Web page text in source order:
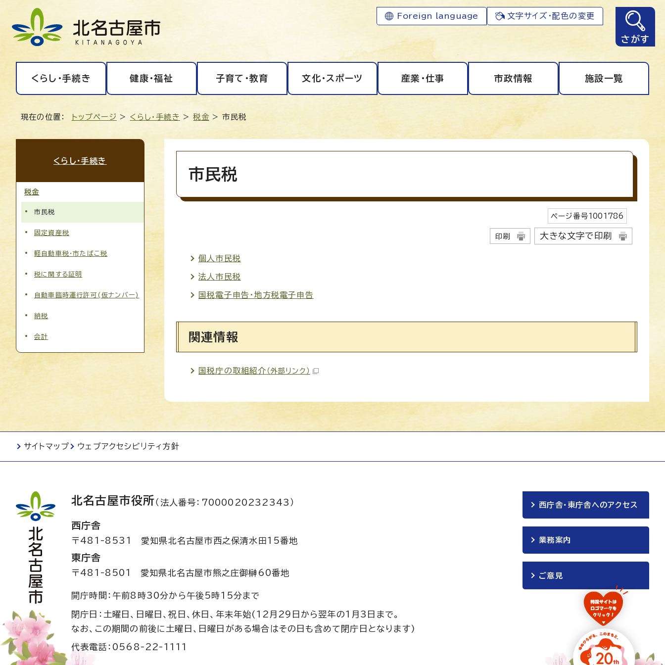
Foreign language 文字サイズ・配色の変更
さがす
くらし・手続き 健康・福祉 子育て・教育 文化・スポーツ 産業・仕事 市政情報 施設一覧
現在の位置： トップページ > くらし・手続き >税金 > 市民税
市民税
ページ番号1001786
印刷 大きな文字で印刷
個人市民税
法人市民税
国税電子申告・地方税電子申告
関連情報
国税庁の取組紹介 （外部リンク）
くらし・手続き
税金
市民税
固定資産税
軽自動車税・市たばこ税
税に関する証明
自動車臨時運行許可(仮ナンバー)
納税
会計
サイトマップ ウェブアクセシビリティ方針
北名古屋市役所（法人番号：7000020232343）
西庁舎
〒481-8531 愛知県北名古屋市西之保清水田15番地
東庁舎
〒481-8501 愛知県北名古屋市熊之庄御榊60番地
開庁時間：午前8時30分から午後5時15分まで
閉庁日：土曜日、日曜日、祝日、休日、年末年始(12月29日から翌年の1月3日まで。
なお、この期間の前後に土曜日、日曜日がある場合はその日も含めて閉庁日となります)
代表電話：0568-22-1111
西庁舎・東庁舎へのアクセス
業務案内
ご意見